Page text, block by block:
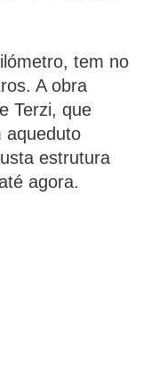
tem no
A obra
Terzi, que
aqueduto
estrutura
agora.